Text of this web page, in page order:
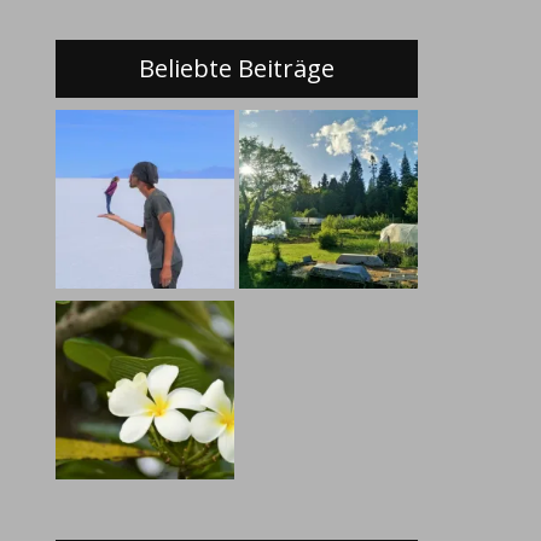
Beliebte Beiträge